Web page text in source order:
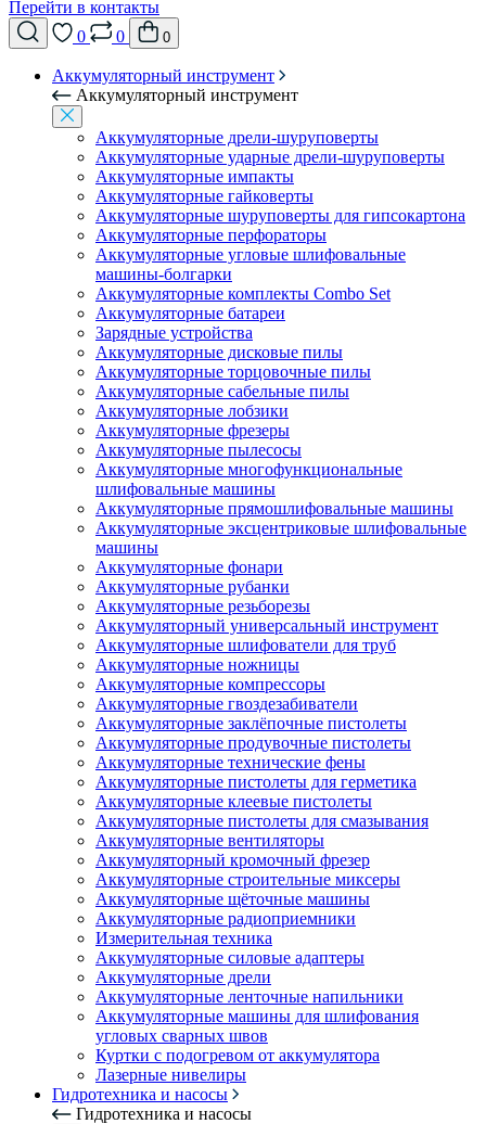
Перейти в контакты
0
0 0
Аккумуляторный инструмент
Аккумуляторный инструмент
Аккумуляторные дрели-шуруповерты
Аккумуляторные ударные дрели-шуруповерты
Аккумуляторные импакты
Аккумуляторные гайковерты
Аккумуляторные шуруповерты для гипсокартона
Аккумуляторные перфораторы
Аккумуляторные угловые шлифовальные
машины-болгарки
Аккумуляторные комплекты Combo Set
Аккумуляторные батареи
Зарядные устройства
Аккумуляторные дисковые пилы
Аккумуляторные торцовочные пилы
Аккумуляторные сабельные пилы
Аккумуляторные лобзики
Аккумуляторные фрезеры
Аккумуляторные пылесосы
Аккумуляторные многофункциональные
шлифовальные машины
Аккумуляторные прямошлифовальные машины
Аккумуляторные эксцентриковые шлифовальные
машины
Аккумуляторные фонари
Аккумуляторные рубанки
Аккумуляторные резьборезы
Аккумуляторный универсальный инструмент
Аккумуляторные шлифователи для труб
Аккумуляторные ножницы
Аккумуляторные компрессоры
Аккумуляторные гвоздезабиватели
Аккумуляторные заклёпочные пистолеты
Аккумуляторные продувочные пистолеты
Аккумуляторные технические фены
Аккумуляторные пистолеты для герметика
Аккумуляторные клеевые пистолеты
Аккумуляторные пистолеты для смазывания
Аккумуляторные вентиляторы
Аккумуляторный кромочный фрезер
Аккумуляторные строительные миксеры
Аккумуляторные щёточные машины
Аккумуляторные радиоприемники
Измерительная техника
Аккумуляторные силовые адаптеры
Аккумуляторные дрели
Аккумуляторные ленточные напильники
Аккумуляторные машины для шлифования
угловых сварных швов
Куртки с подогревом от аккумулятора
Лазерные нивелиры
Гидротехника и насосы
Гидротехника и насосы